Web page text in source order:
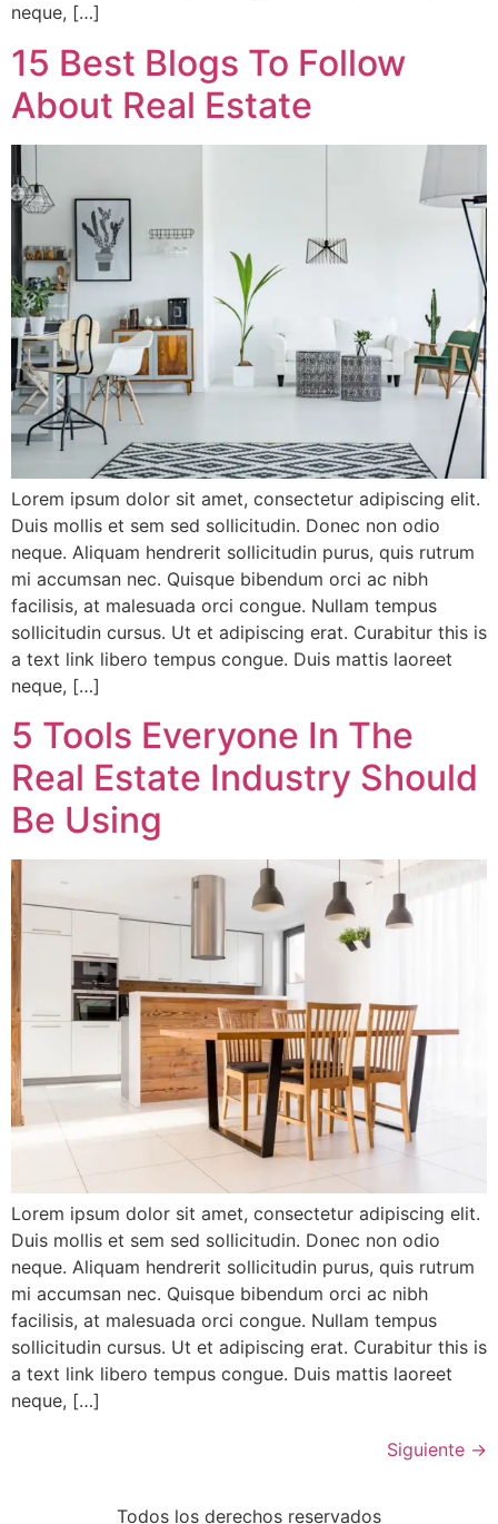
neque, […]
15 Best Blogs To Follow
About Real Estate
Lorem ipsum dolor sit amet, consectetur adipiscing elit.
Duis mollis et sem sed sollicitudin. Donec non odio
neque. Aliquam hendrerit sollicitudin purus, quis rutrum
mi accumsan nec. Quisque bibendum orci ac nibh
facilisis, at malesuada orci congue. Nullam tempus
sollicitudin cursus. Ut et adipiscing erat. Curabitur this is
a text link libero tempus congue. Duis mattis laoreet
neque, […]
5 Tools Everyone In The
Real Estate Industry Should
Be Using
Lorem ipsum dolor sit amet, consectetur adipiscing elit.
Duis mollis et sem sed sollicitudin. Donec non odio
neque. Aliquam hendrerit sollicitudin purus, quis rutrum
mi accumsan nec. Quisque bibendum orci ac nibh
facilisis, at malesuada orci congue. Nullam tempus
sollicitudin cursus. Ut et adipiscing erat. Curabitur this is
a text link libero tempus congue. Duis mattis laoreet
neque, […]
Siguiente →
Todos los derechos reservados